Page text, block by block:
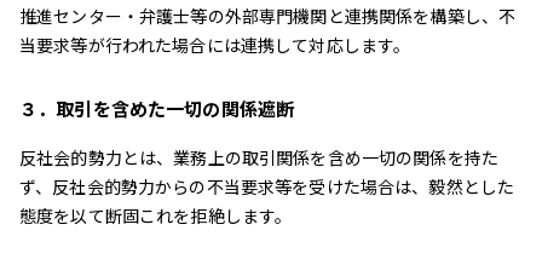
推進センター・弁護士等の外部専門機関と連携関係を構築し、不
当要求等が行われた場合には連携して対応します。
３．取引を含めた一切の関係遮断
反社会的勢力とは、業務上の取引関係を含め一切の関係を持た
ず、反社会的勢力からの不当要求等を受けた場合は、毅然とした
態度を以て断固これを拒絶します。